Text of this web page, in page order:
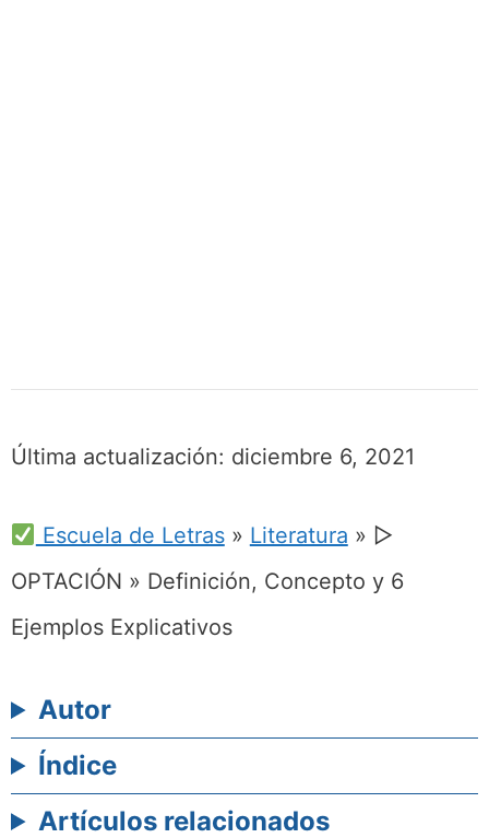
Última actualización: diciembre 6, 2021
Escuela de Letras» Literatura » ▷
OPTACIÓN » Definición, Concepto y 6
Ejemplos Explicativos
Autor
Índice
Artículos relacionados